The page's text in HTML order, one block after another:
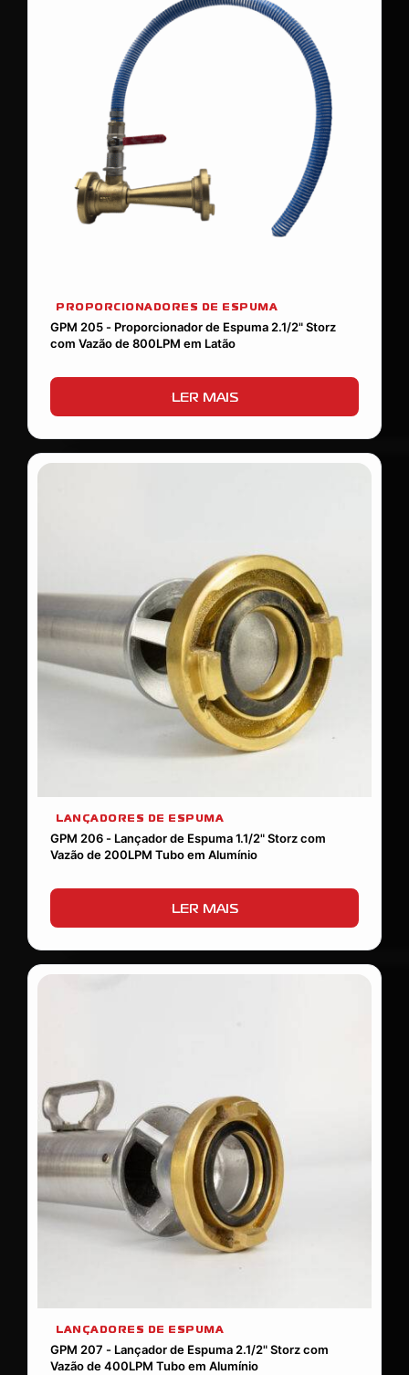
PROPORCIONADORES DE ESPUMA
GPM 205 - Proporcionador de Espuma 2.1/2" Storz
com Vazão de 800LPM em Latão
LER MAIS
LANÇADORES DE ESPUMA
GPM 206 - Lançador de Espuma 1.1/2" Storz com
Vazão de 200LPM Tubo em Alumínio
LER MAIS
LANÇADORES DE ESPUMA
GPM 207 - Lançador de Espuma 2.1/2" Storz com
Vazão de 400LPM Tubo em Alumínio